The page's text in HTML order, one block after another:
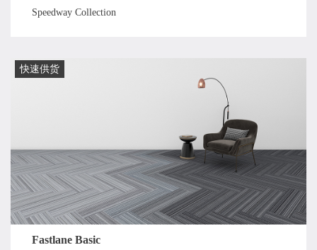
Speedway Collection
快速供货
Fastlane Basic